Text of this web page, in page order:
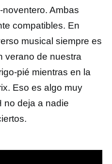
Ambas
compatibles. En
musical siempre es
verano de nuestra
pié mientras en la
Eso es algo muy
no deja a nadie